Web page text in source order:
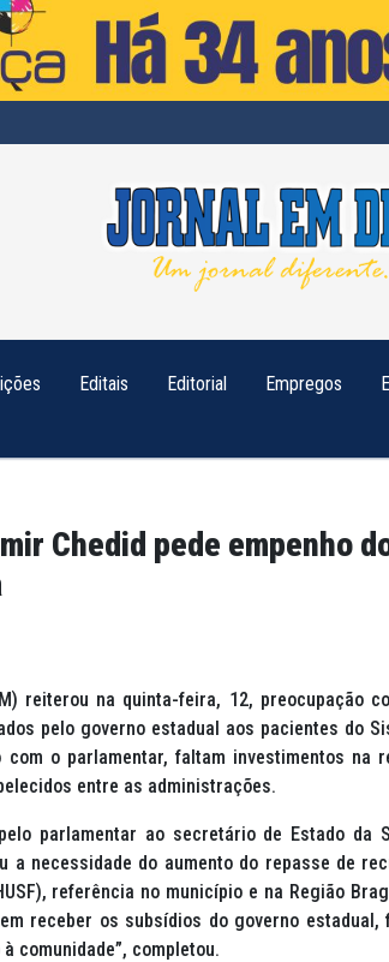
Editais Editorial Empregos
Chedid pede empenho
reiterou na quinta-feira, 12, preocupação
pelo governo estadual aos pacientes do
com o parlamentar, faltam investimentos na
entre as administrações.
parlamentar ao secretário de Estado da
a necessidade do aumento do repasse de
referência no município e na Região
receber os subsídios do governo
comunidade”, completou.